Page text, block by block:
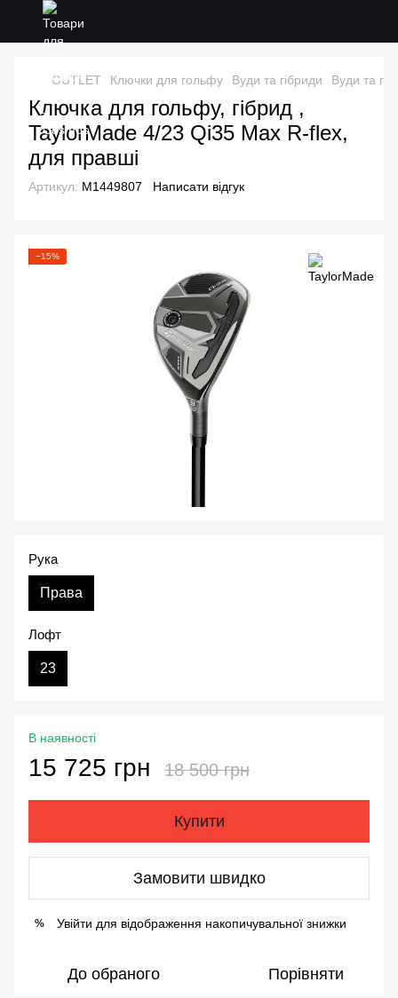
OUTLET Ключки для гольфу Вуди та гібриди Вуди та
Ключка для гольфу, гібрид ,
TaylorMade 4/23 Qi35 Max R-flex,
для правші
Артикул: M1449807 Написати відгук
−15%
Рука
Права
Лофт
23
В наявності
15 725 грн 18 500 грн
Купити
Замовити швидко
% Увійти для відображення накопичувальної знижки
До обраного Порівняти